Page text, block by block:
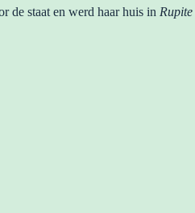
de staat en werd haar huis in Rupite